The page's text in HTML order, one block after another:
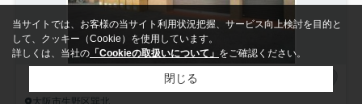
大阪市生野区巽北
当サイトでは、お客様の当サイト利用状況把握、サービス向上検討を目的と
して、クッキー（Cookie）を使用しています。
詳しくは、当社の 「Cookieの取扱いについて」 をご確認ください。
閉じる